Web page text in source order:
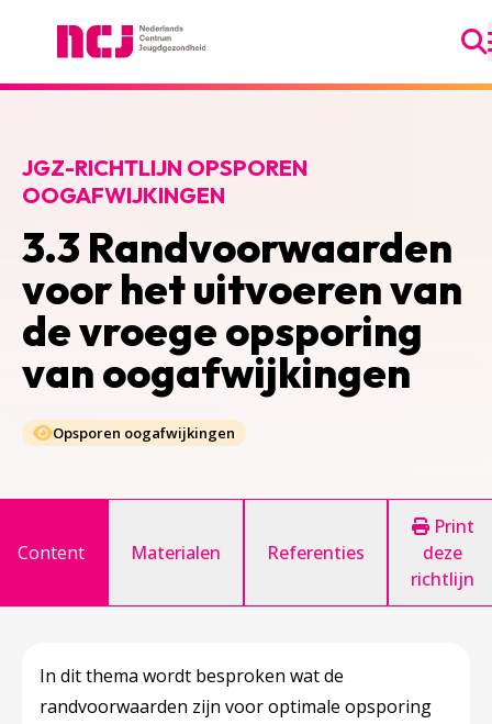
3.3 Randvoorwaarden
voor het uitvoeren van
de vroege opsporing
van oogafwijkingen
JGZ-RICHTLIJN OPSPOREN
OOGAFWIJKINGEN
Opsporen oogafwijkingen
Content Materialen Referenties
Print
deze
richtlijn
In dit thema wordt besproken wat de
randvoorwaarden zijn voor optimale opsporing